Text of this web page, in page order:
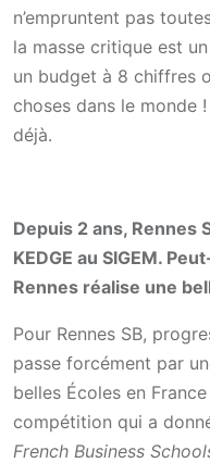
n’empruntent pas
la masse critique est
un budget à 8 chiffres
choses dans le monde
déjà.
Depuis 2 ans, Rennes
KEDGE au SIGEM.
Rennes réalise une
Pour Rennes SB,
passe forcément par
belles Écoles en
compétition qui a
French Business